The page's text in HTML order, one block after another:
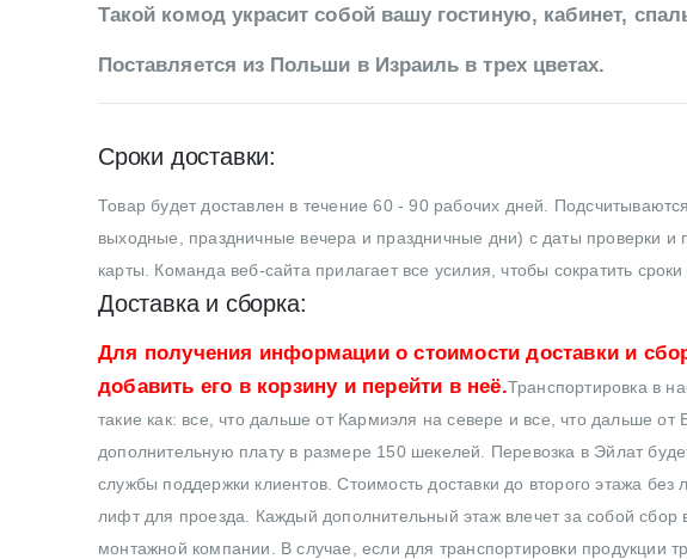
Такой комод украсит собой вашу гостиную, кабинет,
Поставляется из Польши в Израиль в трех цветах.
Сроки доставки:
Товар будет доставлен в течение 60 - 90 рабочих дней.
выходные, праздничные вечера и праздничные дни) с даты проверки и
карты. Команда веб-сайта прилагает все усилия, чтобы сократить
Доставка и сборка:
Для получения информации о стоимости доставки и
добавить его в корзину и перейти в неё.Транспортировка в
такие как: все, что дальше от Кармиэля на севере и все, что дальше
дополнительную плату в размере 150 шекелей. Перевозка в Эйлат
службы поддержки клиентов. Стоимость доставки до второго этажа
лифт для проезда. Каждый дополнительный этаж влечет за собой
монтажной компании. В случае, если для транспортировки продукции